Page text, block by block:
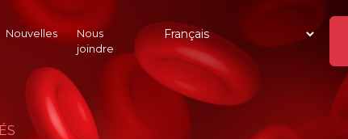
Nouvelles
Nous
joindre